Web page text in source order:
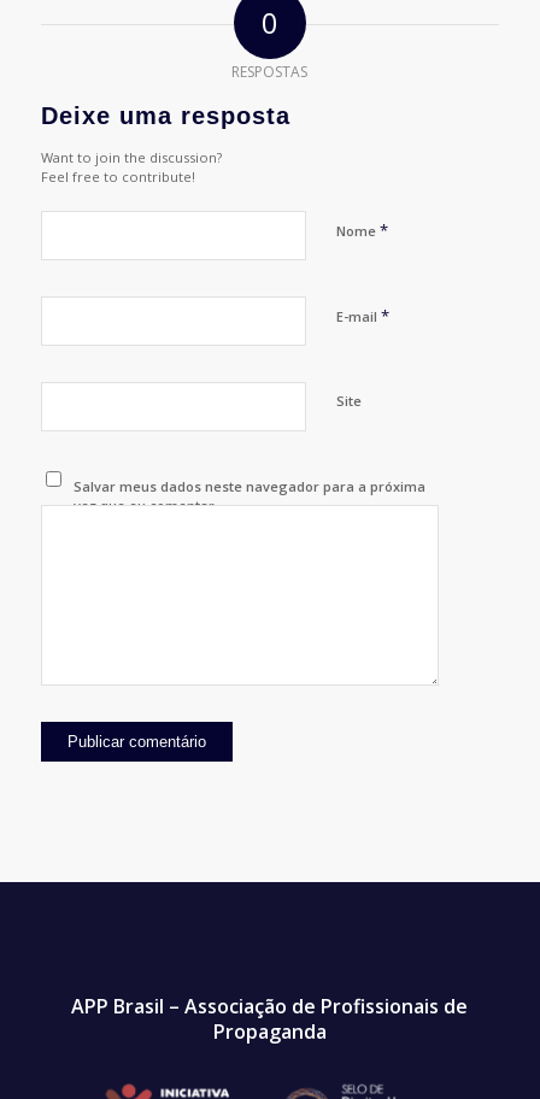
0
RESPOSTAS
Deixe uma resposta
Want to join the discussion?
Feel free to contribute!
Nome *
E-mail *
Site
Salvar meus dados neste navegador para a próxima
vez que eu comentar.
APP Brasil – Associação de Profissionais de
Propaganda